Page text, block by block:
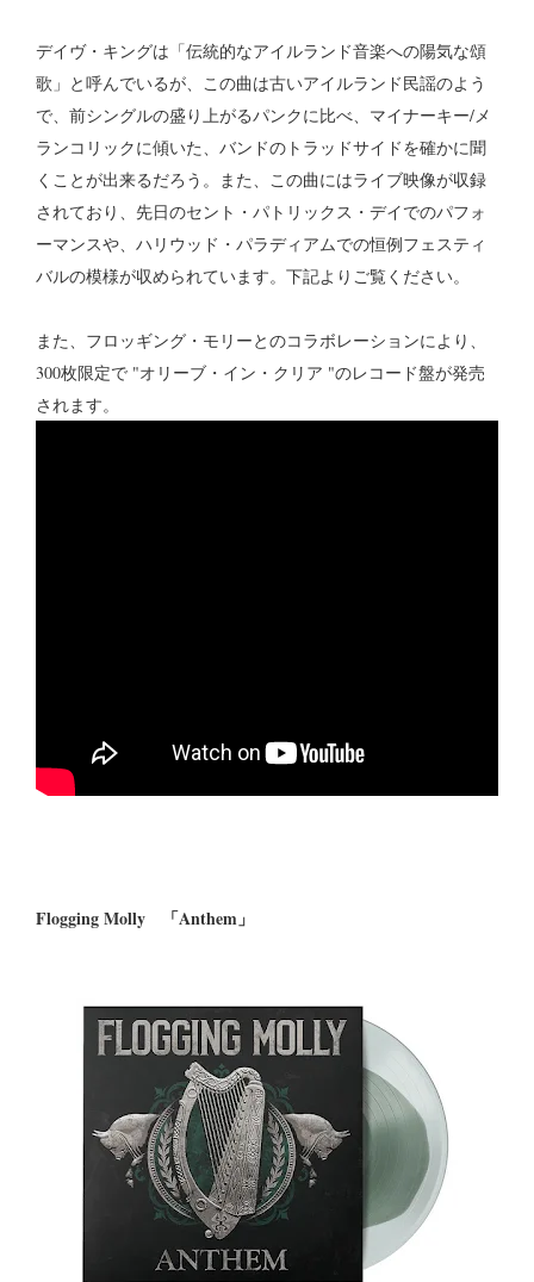
デイヴ・キングは「伝統的なアイルランド音楽への陽気な頌
歌」と呼んでいるが、この曲は古いアイルランド民謡のよう
で、前シングルの盛り上がるパンクに比べ、マイナーキー/メ
ランコリックに傾いた、バンドのトラッドサイドを確かに聞
くことが出来るだろう。また、この曲にはライブ映像が収録
されており、先日のセント・パトリックス・デイでのパフォ
ーマンスや、ハリウッド・パラディアムでの恒例フェスティ
バルの模様が収められています。下記よりご覧ください。
また、フロッギング・モリーとのコラボレーションにより、
300枚限定で "オリーブ・イン・クリア "のレコード盤が発売
されます。
Flogging Molly 「Anthem」